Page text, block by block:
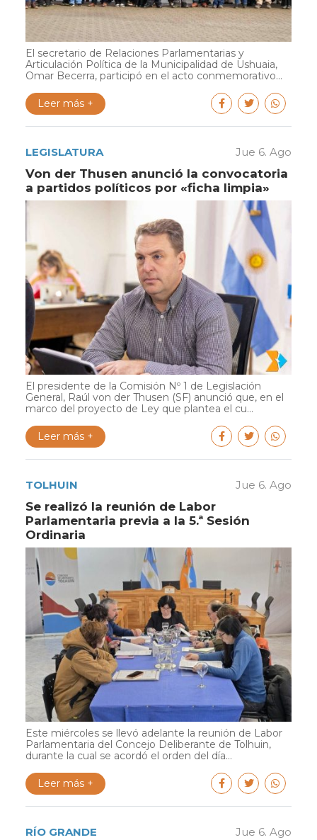
El secretario de Relaciones Parlamentarias y
Articulación Política de la Municipalidad de Ushuaia,
Omar Becerra, participó en el acto conmemorativo...
Leer más +
LEGISLATURA Jue 6. Ago
Von der Thusen anunció la convocatoria
a partidos políticos por «ficha limpia»
El presidente de la Comisión Nº 1 de Legislación
General, Raúl von der Thusen (SF) anunció que, en el
marco del proyecto de Ley que plantea el cu...
Leer más +
TOLHUIN Jue 6. Ago
Se realizó la reunión de Labor
Parlamentaria previa a la 5.ª Sesión
Ordinaria
Este miércoles se llevó adelante la reunión de Labor
Parlamentaria del Concejo Deliberante de Tolhuin,
durante la cual se acordó el orden del día...
Leer más +
RÍO GRANDE Jue 6. Ago